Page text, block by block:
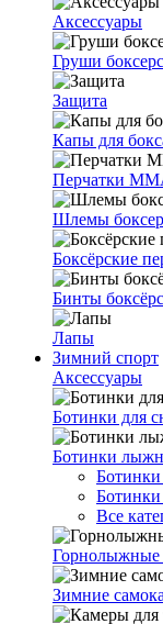
Аксессуары
Груши
Защита
Капы для
Перчатки
Шлемы
Боксёрские
Бинты
Лапы
Зимний спорт
Аксессуары
Ботинки для
Ботинки
Все
Горнолыжные
Зимние